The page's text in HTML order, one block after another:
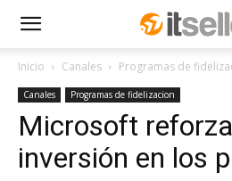
Inicio Canales Programas de
Canales Programas de fidelizacion
Microsoft
inversión en los